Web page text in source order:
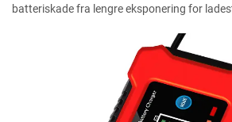
batteriskade fra lengre eksponering for